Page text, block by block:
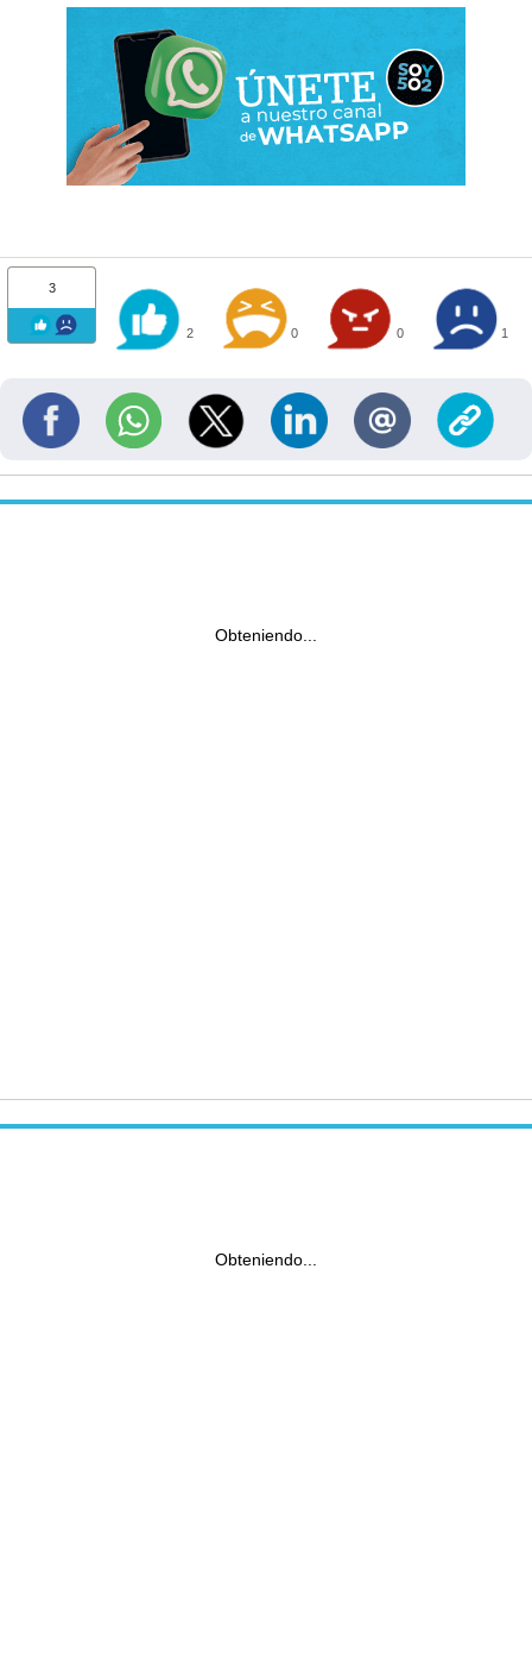
3
2 0 0 1
Obteniendo...
Obteniendo...